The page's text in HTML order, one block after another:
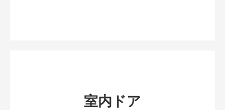
室内ドア